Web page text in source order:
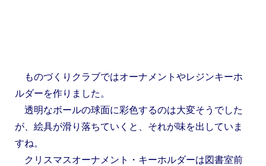
ものづくりクラブではオーナメントやレジンキーホ
ルダーを作りました。
透明なボールの球面に彩色するのは大変そうでした
が、絵具が滑り落ちていくと、それが味を出していま
すね。
クリスマスオーナメント・キーホルダーは図書室前